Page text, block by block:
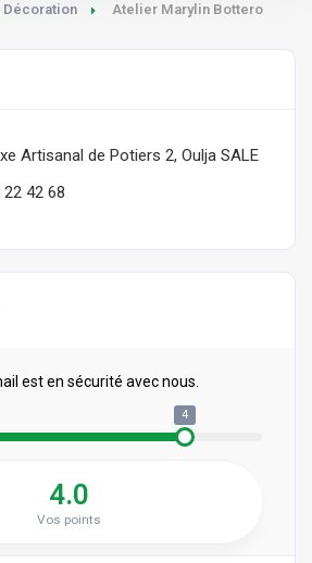
Décoration Atelier Marylin Bottero
Artisanal de Potiers 2, Oulja SALE
42 68
est en sécurité avec nous.
4
4.0
Vos points